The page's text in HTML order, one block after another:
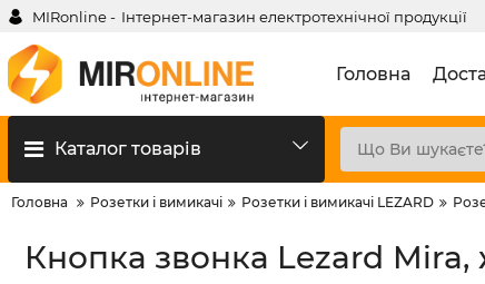
MIRonline - Інтернет-магазин електротехнічної продукції
Головна
Каталог товарів
Головна Розетки і вимикачі Розетки і вимикачі LEZARD
Кнопка звонка Lezard